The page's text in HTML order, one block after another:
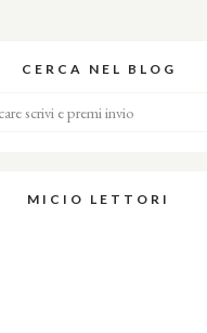
CERCA NEL BLOG
MICIO LETTORI